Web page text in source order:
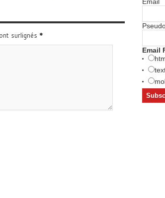
surlignés *
Email